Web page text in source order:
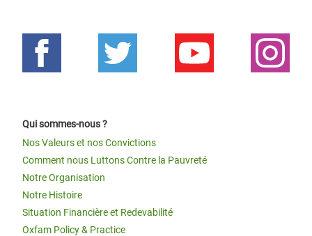
Qui sommes-nous ?
Nos Valeurs et nos Convictions
Comment nous Luttons Contre la Pauvreté
Notre Organisation
Notre Histoire
Situation Financière et Redevabilité
Oxfam Policy & Practice